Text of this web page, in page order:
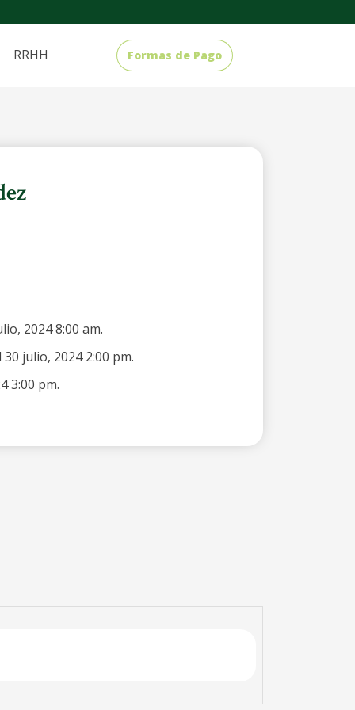
RRHH Formas de Pago
2024 8:00 am.
julio, 2024 2:00 pm.
3:00 pm.